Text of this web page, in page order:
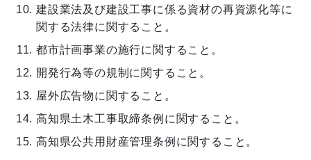
建設業法及び建設工事に係る資材の再資源化等に
関する法律に関すること。
都市計画事業の施行に関すること。
開発行為等の規制に関すること。
屋外広告物に関すること。
高知県土木工事取締条例に関すること。
高知県公共用財産管理条例に関すること。